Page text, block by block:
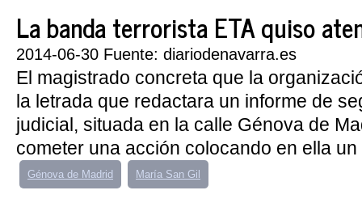
La banda terrorista ETA quiso
2014-06-30 Fuente: diariodenavarra.es
El magistrado concreta que la
la letrada que redactara un informe de
judicial, situada en la calle Génova de
cometer una acción colocando en ella
Génova de Madrid María San Gil